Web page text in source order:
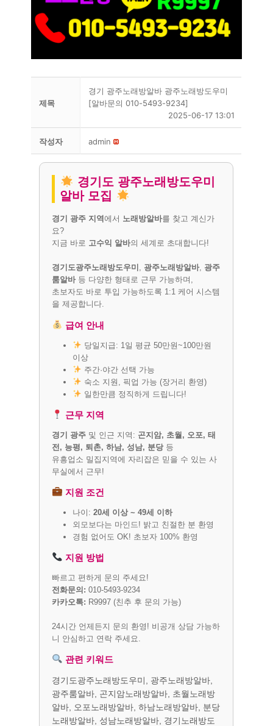
제목
경기 광주노래방알바 광주노래방도우미
[알바문의 010-5493-9234]
2025-06-17 13:01
작성자 admin
경기도 광주노래방도우미
알바 모집
경기 광주 지역에서 노래방알바를 찾고 계신가
요?
지금 바로 고수익 알바의 세계로 초대합니다!
경기도광주노래방도우미 , 광주노래방알바, 광주
룸알바등 다양한 형태로 근무 가능하며,
초보자도 바로 투입 가능하도록 1:1 케어 시스템
을 제공합니다.
급여 안내
당일지급: 1일 평균 50만원~100만원
이상
주간·야간 선택 가능
숙소 지원, 픽업 가능 (장거리 환영)
일한만큼 정직하게 드립니다!
근무 지역
경기 광주 및 인근 지역: 곤지암, 초월, 오포, 태
전, 능평, 퇴촌, 하남, 성남, 분당등
유흥업소 밀집지역에 자리잡은 믿을 수 있는 사
무실에서 근무!
지원 조건
나이:20세 이상 ~ 49세 이하
외모보다는 마인드! 밝고 친절한 분 환영
경험 없어도 OK! 초보자 100% 환영
지원 방법
빠르고 편하게 문의 주세요!
전화문의: 010-5493-9234
카카오톡: R9997 (친추 후 문의 가능)
24시간 언제든지 문의 환영! 비공개 상담 가능하
니 안심하고 연락 주세요.
관련 키워드
경기도광주노래방도우미, 광주노래방알바,
광주룸알바, 곤지암노래방알바, 초월노래방
알바, 오포노래방알바, 하남노래방알바, 분당
노래방알바, 성남노래방알바, 경기노래방도